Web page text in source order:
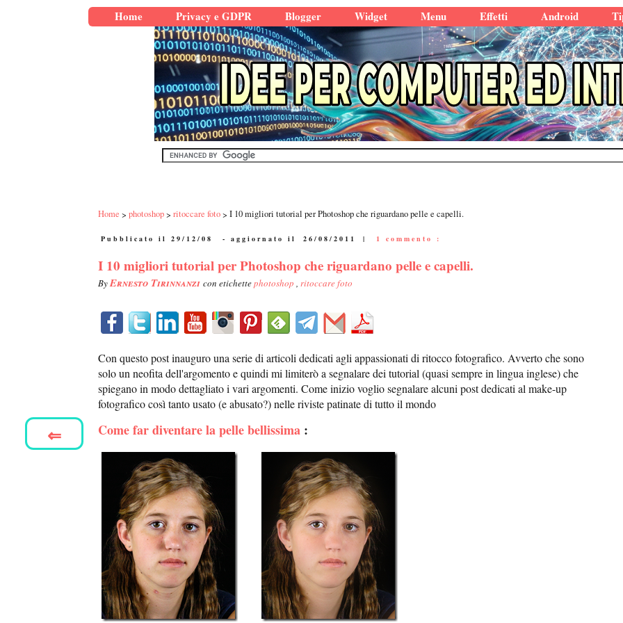
Home Privacy e GDPR Blogger Widget Menu Effetti Android
Home photoshop ritoccare foto I 10 migliori tutorial per Photoshop che riguardano pelle e capelli.
Pubblicato il 29/12/08 - aggiornato il 26/08/2011 | 1 commento :
I 10 migliori tutorial per Photoshop che riguardano pelle e capelli.
ByErnesto Tirinnanzi con etichettephotoshop , ritoccare foto
Con questo post inauguro una serie di articoli dedicati agli appassionati di ritocco fotografico. Avverto che sono
solo un neofita dell'argomento e quindi mi limiterò a segnalare dei tutorial (quasi sempre in lingua inglese) che
spiegano in modo dettagliato i vari argomenti. Come inizio voglio segnalare alcuni post dedicati al make-up
fotografico così tanto usato (e abusato?) nelle riviste patinate di tutto il mondo
Come far diventare la pelle bellissima :
⇐